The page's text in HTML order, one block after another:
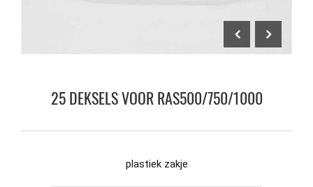
25 DEKSELS VOOR RAS500/750/1000
plastiek zakje